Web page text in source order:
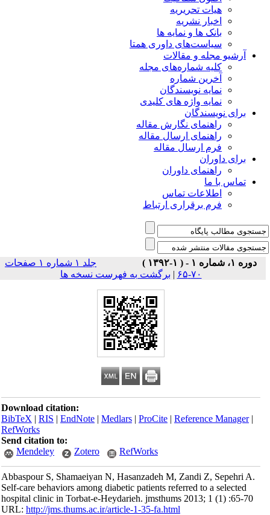
هیات تحریریه
اخبار نشریه
بانک ها و نمایه ها
سیاست‌های داوری همتا
مجله و مقالات
کلیه شماره‌های مجله
آخرین شماره
نمایه نویسندگان
نمایه واژه های کلیدی
نویسندگان
راهنمای نگارش مقاله
راهنمای ارسال مقاله
فرم ارسال مقاله
داوران
راهنمای داوران
با ما
اطلاعات تماس
فرم برقراری ارتباط
جلد ۱ شماره ۱ صفحات
برگشت به فهرست نسخه ها
Download citation:
BibTeX|RIS|EndNote| Medlars| ProCite|Reference
RefWorks
Send citation to:
Mendeley
Zotero RefWorks
Abbaspour S, Shamaeiyan N, Hasanzadeh M, Zandi Z,
Self-care behaviors among diabetic patients referred to a
hospital clinic in Torbat-e-Heydarieh. jmsthums 2013; 1 (1)
URL:http://jms.thums.ac.ir/article-1-35-fa.html